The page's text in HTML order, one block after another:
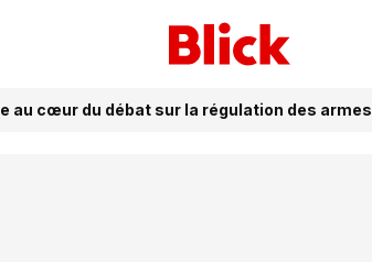
au cœur du débat sur la régulation des armes